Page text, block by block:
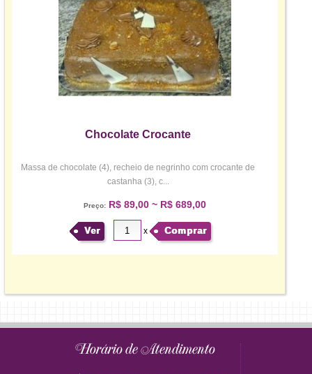
Chocolate Crocante
Massa de chocolate (4), recheio de negrinho com crocante de
castanha (3), c...
Preço:R$ 89,00 ~ R$ 689,00
Ver x Comprar
Horário de Atendimento